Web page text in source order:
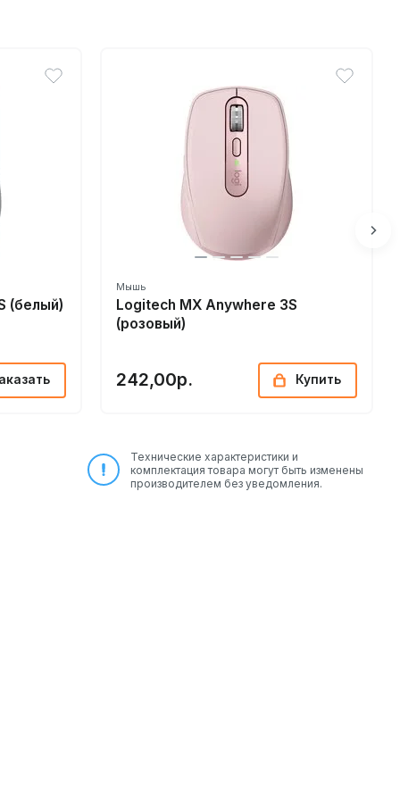
(белый)
Мышь
Logitech MX Anywhere 3S
(розовый)
242,00р. Купить
Технические характеристики и
комплектация товара могут быть изменены
производителем без уведомления.